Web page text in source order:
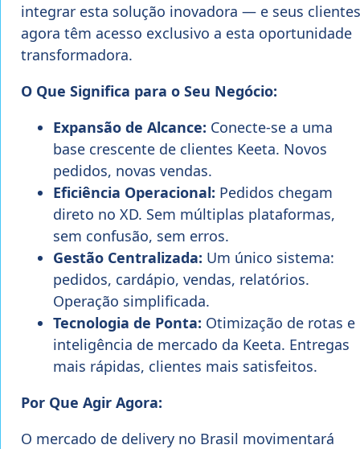
integrar esta solução inovadora — e seus clientes
agora têm acesso exclusivo a esta oportunidade
transformadora.
O Que Significa para o Seu Negócio:
Expansão de Alcance: Conecte-se a uma
base crescente de clientes Keeta. Novos
pedidos, novas vendas.
Eficiência Operacional: Pedidos chegam
direto no XD. Sem múltiplas plataformas,
sem confusão, sem erros.
Gestão Centralizada: Um único sistema:
pedidos, cardápio, vendas, relatórios.
Operação simplificada.
Tecnologia de Ponta: Otimização de rotas e
inteligência de mercado da Keeta. Entregas
mais rápidas, clientes mais satisfeitos.
Por Que Agir Agora:
O mercado de delivery no Brasil movimentará